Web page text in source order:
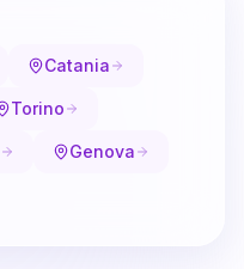
Catania
Torino
Genova